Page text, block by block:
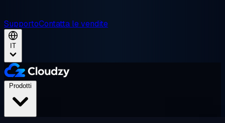
SupportoContatta le vendite
IT